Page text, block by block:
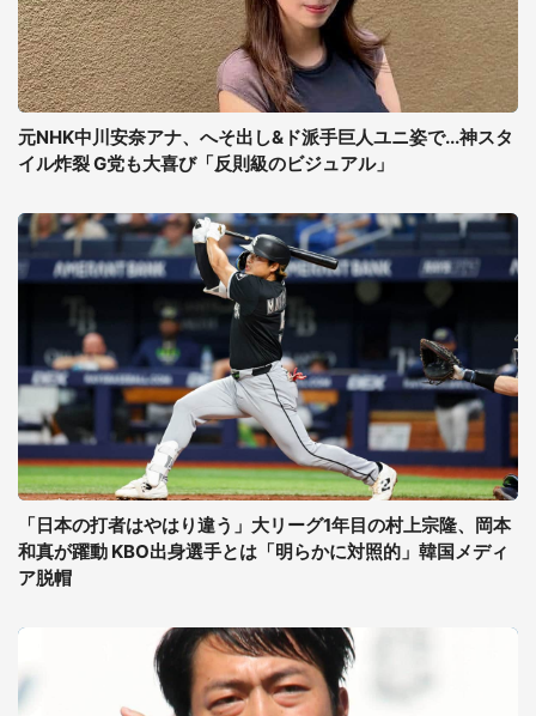
元NHK中川安奈アナ、へそ出し&ド派手巨人ユニ姿で...神スタ
イル炸裂 G党も大喜び「反則級のビジュアル」
「日本の打者はやはり違う」大リーグ1年目の村上宗隆、岡本
和真が躍動 KBO出身選手とは「明らかに対照的」韓国メディ
ア脱帽